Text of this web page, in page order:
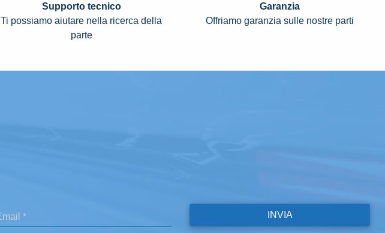
Supporto tecnico
Ti possiamo aiutare nella ricerca della
parte
Garanzia
Offriamo garanzia sulle nostre parti